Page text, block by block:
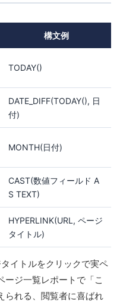
構文例
TODAY()
DATE_DIFF(TODAY(), 日
付)
MONTH(日付)
CAST(数値フィールド A
S TEXT)
HYPERLINK(URL, ページ
タイトル)
イトルをクリックで実ペ
ージ一覧レポートで「こ
られる、閲覧者に喜ばれ